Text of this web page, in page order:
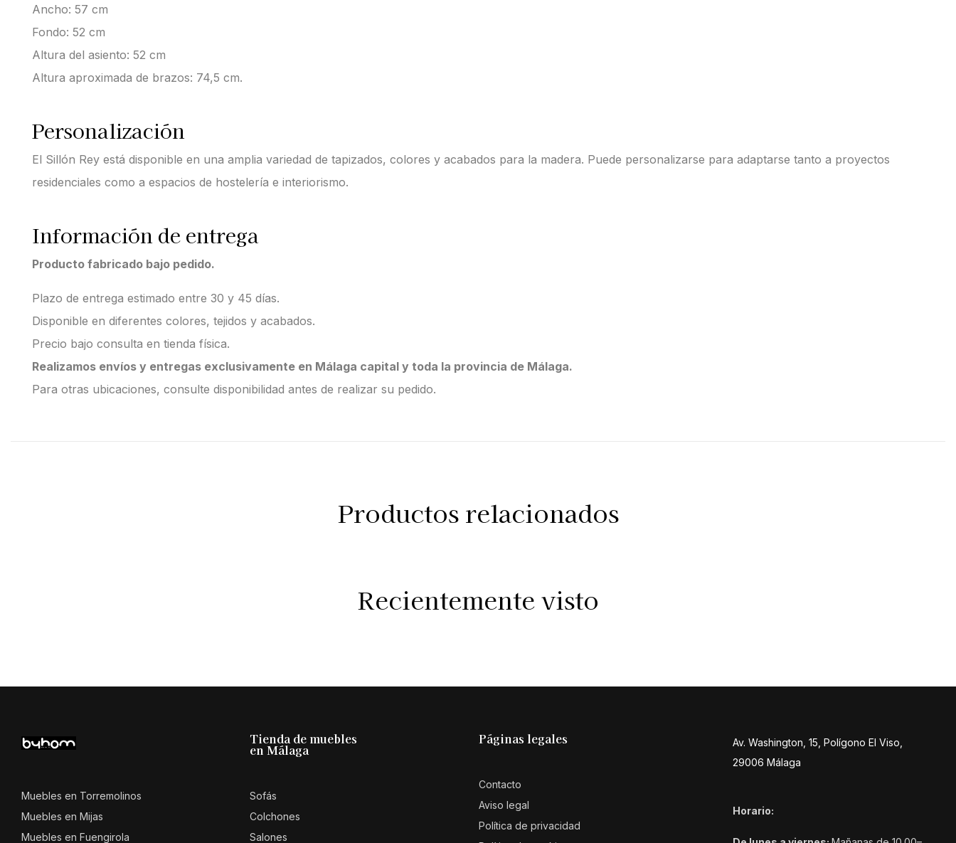
Ancho: 57 cm
Fondo: 52 cm
Altura del asiento: 52 cm
Altura aproximada de brazos: 74,5 cm.
Personalización
El Sillón Rey está disponible en una amplia variedad de tapizados, colores y acabados para la madera. Puede personalizarse para adaptarse tanto a proyectos
residenciales como a espacios de hostelería e interiorismo.
Información de entrega
Producto fabricado bajo pedido.
Plazo de entrega estimado entre 30 y 45 días.
Disponible en diferentes colores, tejidos y acabados.
Precio bajo consulta en tienda física.
Realizamos envíos y entregas exclusivamente en Málaga capital y toda la provincia de Málaga.
Para otras ubicaciones, consulte disponibilidad antes de realizar su pedido.
Productos relacionados
Recientemente visto
Muebles en Torremolinos
Muebles en Mijas
Muebles en Fuengirola
Tienda de muebles
en Málaga
Sofás
Colchones
Salones
Páginas legales
Contacto
Aviso legal
Política de privacidad
Av. Washington, 15, Polígono El Viso,
29006 Málaga
Horario: